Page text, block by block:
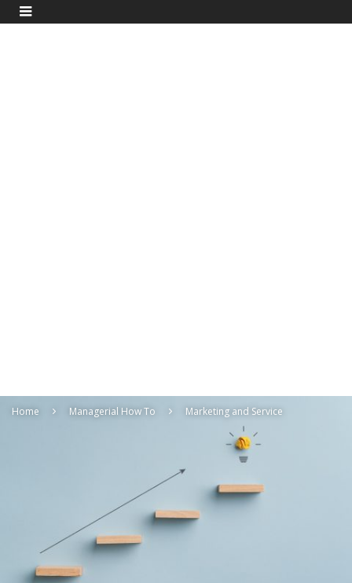
Home Managerial How To Marketing and Service